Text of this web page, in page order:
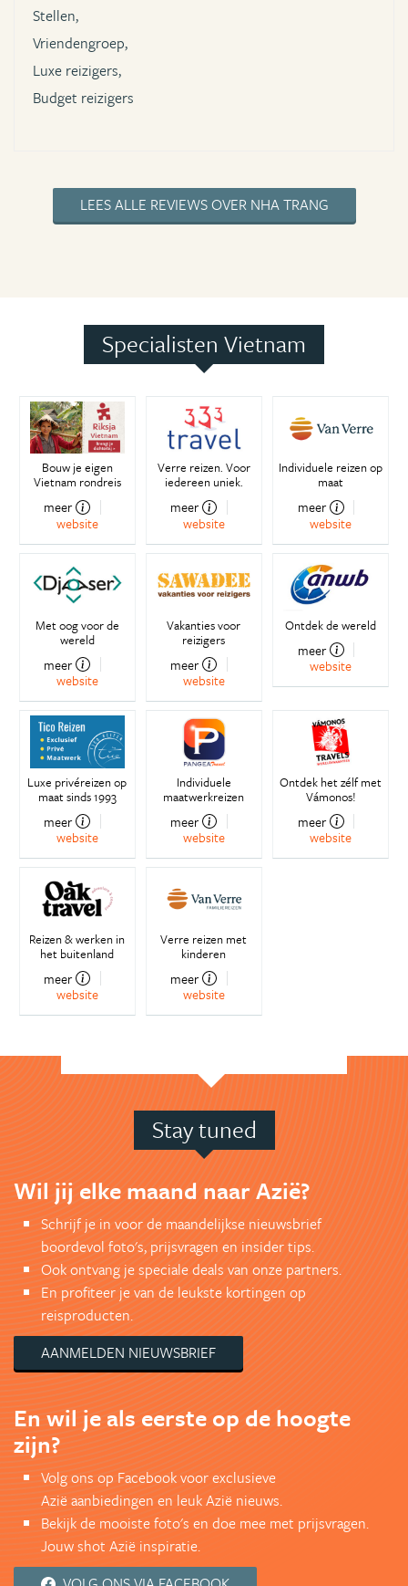
Stellen,
Vriendengroep,
Luxe reizigers,
Budget reizigers
LEES ALLE REVIEWS OVER NHA TRANG
Specialisten Vietnam
Bouw je eigen
Vietnam rondreis
meer
website
Verre reizen. Voor
iedereen uniek.
meer
website
Individuele reizen op
maat
meer
website
Met oog voor de
wereld
meer
website
Vakanties voor
reizigers
meer
website
Ontdek de wereld
meer
website
Luxe privéreizen op
maat sinds 1993
meer
website
Individuele
maatwerkreizen
meer
website
Ontdek het zélf met
Vámonos!
meer
website
Reizen & werken in
het buitenland
meer
website
Verre reizen met
kinderen
meer
website
Stay tuned
Wil jij elke maand naar Azië?
Schrijf je in voor de maandelijkse nieuwsbrief
boordevol foto's, prijsvragen en insider tips.
Ook ontvang je speciale deals van onze partners.
En profiteer je van de leukste kortingen op
reisproducten.
AANMELDEN NIEUWSBRIEF
En wil je als eerste op de hoogte
zijn?
Volg ons op Facebook voor exclusieve
Azië aanbiedingen en leuk Azië nieuws.
Bekijk de mooiste foto's en doe mee met prijsvragen.
Jouw shot Azië inspiratie.